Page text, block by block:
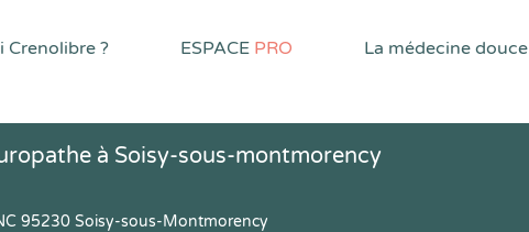
Crenolibre ? ESPACE PRO La médecine douce
à Soisy-sous-montmorency
95230 Soisy-sous-Montmorency